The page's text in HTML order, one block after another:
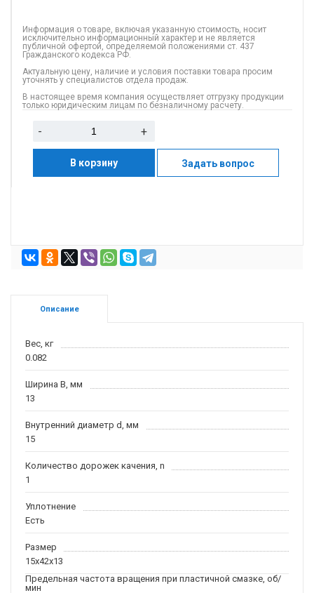
Информация о товаре, включая указанную стоимость, носит
исключительно информационный характер и не является
публичной офертой, определяемой положениями ст. 437
Гражданского кодекса РФ.
Актуальную цену, наличие и условия поставки товара просим
уточнять у специалистов отдела продаж.
В настоящее время компания осуществляет отгрузку продукции
только юридическим лицам по безналичному расчету.
- +
В корзину Задать вопрос
Описание
Вес, кг
0.082
Ширина B, мм
13
Внутренний диаметр d, мм
15
Количество дорожек качения, n
1
Уплотнение
Есть
Размер
15x42x13
Предельная частота вращения при пластичной смазке, об/
мин